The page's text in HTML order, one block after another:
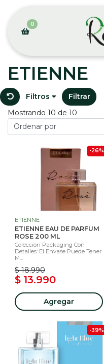
0
ETIENNE
Filtros
Filtrar
Mostrando 10 de 10
-26%
ETIENNE
ETIENNE EAU DE PARFUM
ROSE 200 ML
Colección Packaging Con
Detalles: El Envase Puede Tener
M...
$ 18.990
$ 13.990
Agregar
-39%